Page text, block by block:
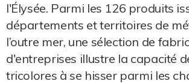
l'Élysée. Parmi les 126 produits
départements et territoires de
l’outre mer, une sélection de
d'entreprises illustre la capacité
tricolores à se hisser parmi les